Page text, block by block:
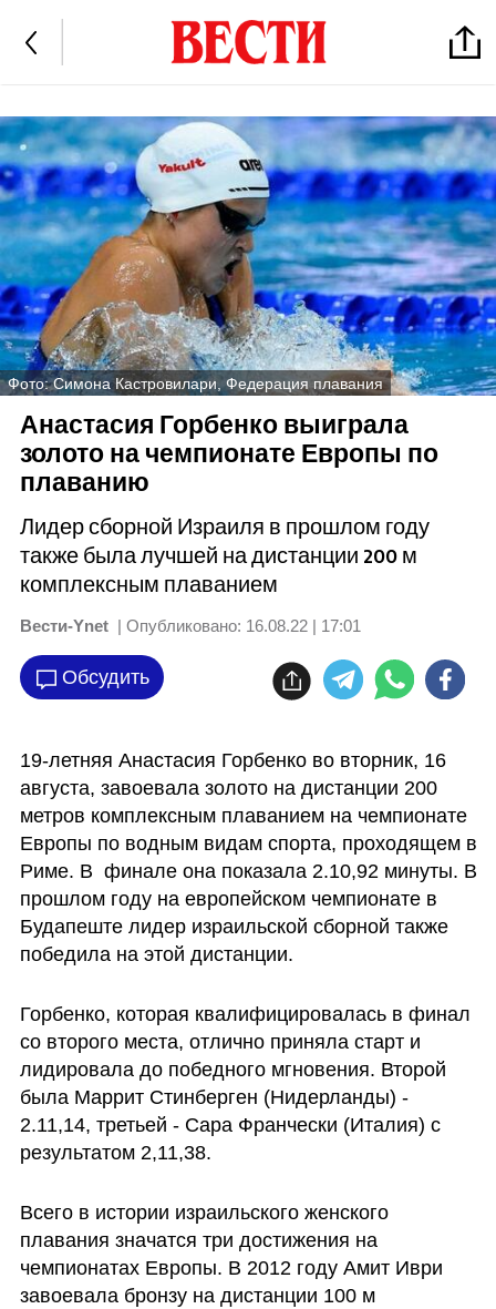
Фото: Симона Кастровилари, Федерация плавания
Анастасия Горбенко выиграла
золото на чемпионате Европы по
плаванию
Лидер сборной Израиля в прошлом году
также была лучшей на дистанции 200 м
комплексным плаванием
Вести-Ynet | Опубликовано: 16.08.22 | 17:01
Обсудить
19-летняя Анастасия Горбенко во вторник, 16
августа, завоевала золото на дистанции 200
метров комплексным плаванием на чемпионате
Европы по водным видам спорта, проходящем в
Риме. В  финале она показала 2.10,92 минуты. В
прошлом году на европейском чемпионате в
Будапеште лидер израильской сборной также
победила на этой дистанции.
Горбенко, которая квалифицировалась в финал
со второго места, отлично приняла старт и
лидировала до победного мгновения. Второй
была Маррит Стинберген (Нидерланды) -
2.11,14, третьей - Сара Франчески (Италия) с
результатом 2,11,38.
Всего в истории израильского женского
плавания значатся три достижения на
чемпионатах Европы. В 2012 году Амит Иври
завоевала бронзу на дистанции 100 м